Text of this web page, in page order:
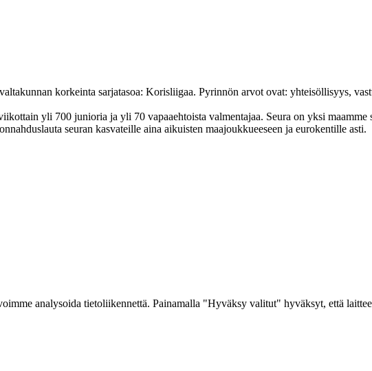
korkeinta sarjatasoa: Korisliigaa. Pyrinnön arvot ovat: yhteisöl­lisyys,
yli 700 junioria ja yli 70 vapaa­ehtoista valmen­tajaa. Seura on yksi
seuran kasvateille aina aikuisten maa­joukkueeseen ja euro­kentille asti.
analysoida tietoliikennettä. Painamalla "Hyväksy valitut" hyväksyt, että